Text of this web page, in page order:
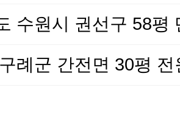
수원시 권선구 58평
례군 간전면 30평